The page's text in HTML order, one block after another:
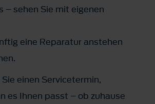
– sehen Sie mit eigenen
eine Reparatur anstehen
einen Servicetermin,
es Ihnen passt – ob zuhause